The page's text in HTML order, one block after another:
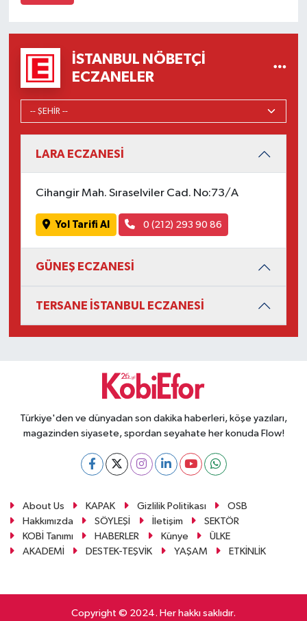
İSTANBUL NÖBETÇI
ECZANELER
LARA ECZANESİ
Cihangir Mah. Sıraselviler Cad. No:73/A
Yol Tarifi Al 0 (212) 293 90 86
GÜNEŞ ECZANESİ
TERSANE İSTANBUL ECZANESİ
Türkiye'den ve dünyadan son dakika haberleri, köşe yazıları,
magazinden siyasete, spordan seyahate her konuda Flow!
About Us KAPAK Gizlilik Politikası
OSB
Hakkımızda
SÖYLEŞİ İletişim
SEKTÖR
KOBİ Tanımı
HABERLER Künye
ÜLKE
AKADEMİ
DESTEK-TEŞVİK YAŞAM ETKİNLİK
Copyright © 2024. Her hakkı saklıdır.